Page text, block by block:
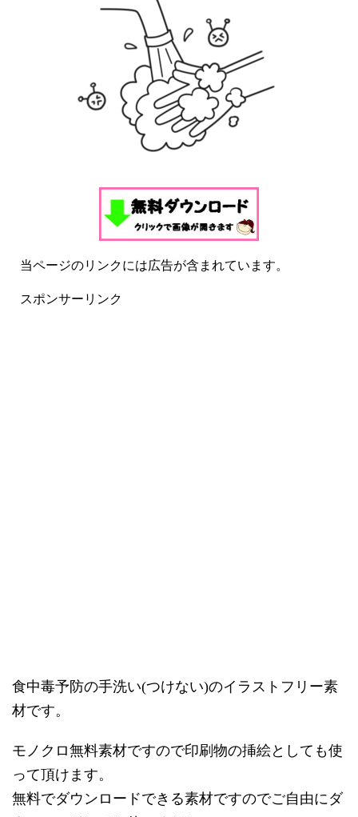
当ページのリンクには広告が含まれています。
スポンサーリンク
食中毒予防の手洗い(つけない)のイラストフリー素
材です。
モノクロ無料素材ですので印刷物の挿絵としても使
って頂けます。
無料でダウンロードできる素材ですのでご自由にダ